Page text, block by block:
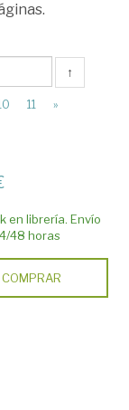
↑
11 »
en librería. Envío
48 horas
COMPRAR